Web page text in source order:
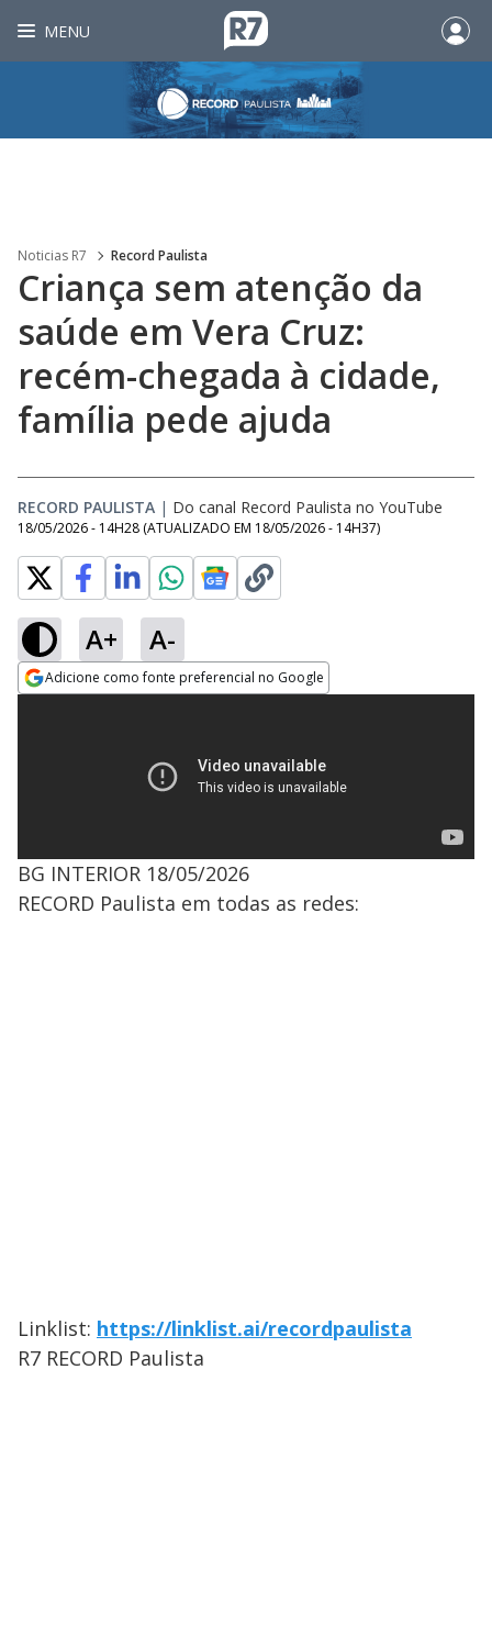
MENU
Noticias R7 Record Paulista
Criança sem atenção da
saúde em Vera Cruz:
recém-chegada à cidade,
família pede ajuda
RECORD PAULISTA | Do canal Record Paulista no YouTube
18/05/2026 - 14H28 (ATUALIZADO EM 18/05/2026 - 14H37)
A+ A-
Adicione como fonte preferencial no Google
BG INTERIOR 18/05/2026
RECORD Paulista em todas as redes:
Linklist: https://linklist.ai/recordpaulista
R7 RECORD Paulista